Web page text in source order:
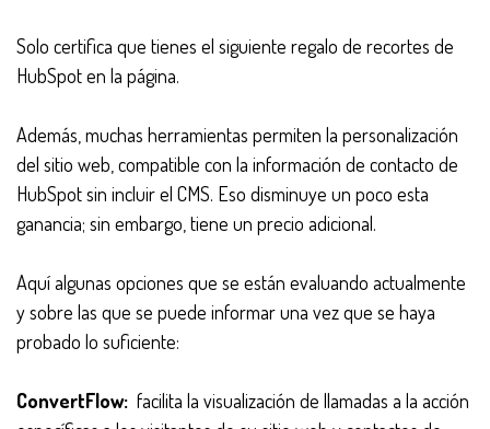
Solo certifica que tienes el siguiente regalo de recortes de
HubSpot en la página.
Además, muchas herramientas permiten la personalización
del sitio web, compatible con la información de contacto de
HubSpot sin incluir el CMS. Eso disminuye un poco esta
ganancia; sin embargo, tiene un precio adicional.
Aquí algunas opciones que se están evaluando actualmente
y sobre las que se puede informar una vez que se haya
probado lo suficiente:
ConvertFlow: facilita la visualización de llamadas a la acción